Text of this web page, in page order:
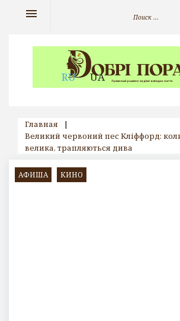
RU UA
menu
Главная
|
Великий червоний пес Кліффорд:
велика, трапляються дива
АФИША КИНО